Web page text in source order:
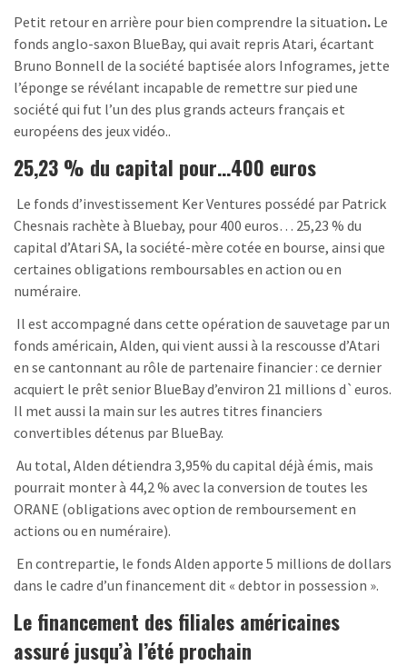
Petit retour en arrière pour bien comprendre la situation. Le
fonds anglo-saxon BlueBay, qui avait repris Atari, écartant
Bruno Bonnell de la société baptisée alors Infogrames, jette
l’éponge se révélant incapable de remettre sur pied une
société qui fut l’un des plus grands acteurs français et
européens des jeux vidéo..
25,23 % du capital pour…400 euros
Le fonds d’investissement Ker Ventures possédé par Patrick
Chesnais rachète à Bluebay, pour 400 euros… 25,23 % du
capital d’Atari SA, la société-mère cotée en bourse, ainsi que
certaines obligations remboursables en action ou en
numéraire.
Il est accompagné dans cette opération de sauvetage par un
fonds américain, Alden, qui vient aussi à la rescousse d’Atari
en se cantonnant au rôle de partenaire financier : ce dernier
acquiert le prêt senior BlueBay d’environ 21 millions d`euros.
Il met aussi la main sur les autres titres financiers
convertibles détenus par BlueBay.
Au total, Alden détiendra 3,95% du capital déjà émis, mais
pourrait monter à 44,2 % avec la conversion de toutes les
ORANE (obligations avec option de remboursement en
actions ou en numéraire).
En contrepartie, le fonds Alden apporte 5 millions de dollars
dans le cadre d’un financement dit « debtor in possession ».
Le financement des filiales américaines
assuré jusqu’à l’été prochain